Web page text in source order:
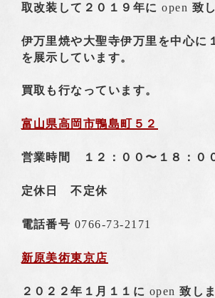
取改装して２０１９年に open 致
伊万里焼や大聖寺伊万里を中心に
を展示しています。
買取も行なっています。
富山県高岡市鴨島町５２
営業時間 １２：００〜１８：０
定休日 不定休
電話番号 0766-73-2171
新原美術東京店
２０２２年１月１１に open致し